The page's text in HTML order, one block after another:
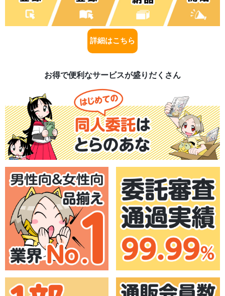
詳細はこちら
お得で便利なサービスが盛りだくさん